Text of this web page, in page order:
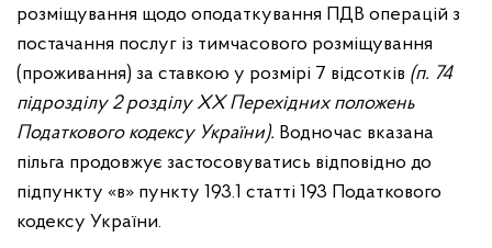
розміщування щодо оподаткування ПДВ операцій з
постачання послуг із тимчасового розміщування
(проживання) за ставкою у розмірі 7 відсотків (п. 74
підрозділу 2 розділу ХХ Перехідних положень
Податкового кодексу України). Водночас вказана
пільга продовжує застосовуватись відповідно до
підпункту «в» пункту 193.1 статті 193 Податкового
кодексу України.